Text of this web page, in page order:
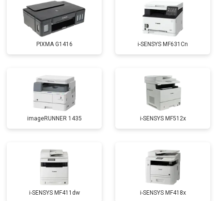
PIXMA G1416 i-SENSYS MF631Cn
imageRUNNER 1435 i-SENSYS MF512x
i-SENSYS MF411dw i-SENSYS MF418x